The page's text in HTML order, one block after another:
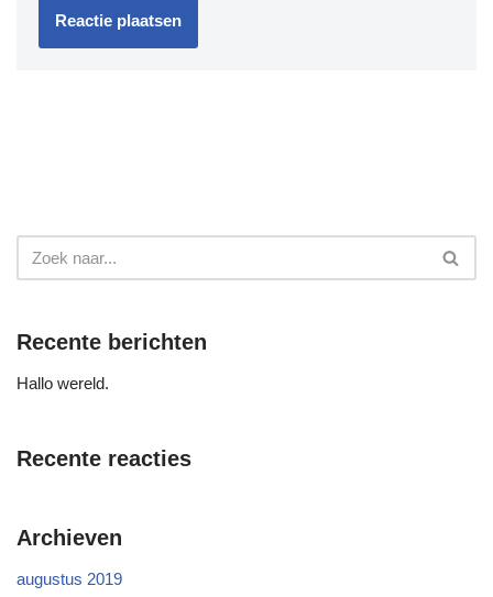
Recente berichten
Hallo wereld.
Recente reacties
Archieven
augustus 2019